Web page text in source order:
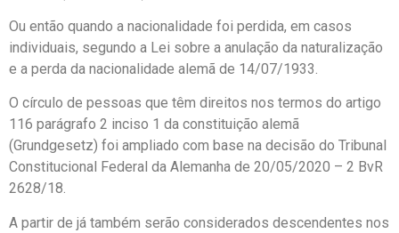
Ou então quando a nacionalidade foi perdida, em casos
individuais, segundo a Lei sobre a anulação da naturalização
e a perda da nacionalidade alemã de 14/07/1933.
O círculo de pessoas que têm direitos nos termos do artigo
116 parágrafo 2 inciso 1 da constituição alemã
(Grundgesetz) foi ampliado com base na decisão do Tribunal
Constitucional Federal da Alemanha de 20/05/2020 – 2 BvR
2628/18.
A partir de já também serão considerados descendentes nos